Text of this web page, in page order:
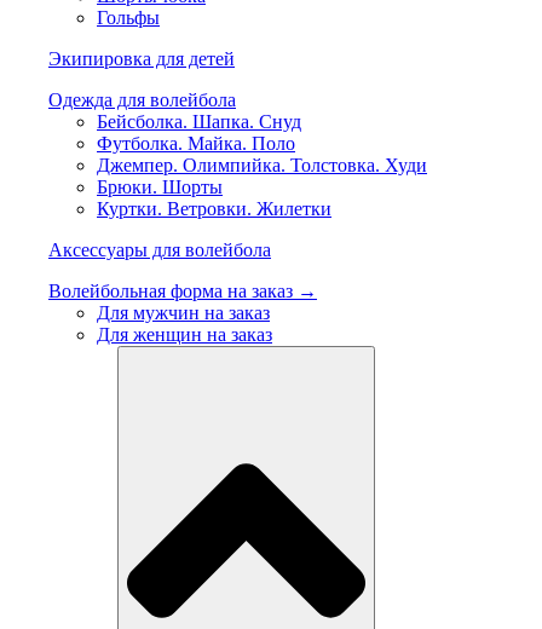
Гольфы
Экипировка для детей
Одежда для волейбола
Бейсболка. Шапка. Снуд
Футболка. Майка. Поло
Джемпер. Олимпийка. Толстовка. Худи
Брюки. Шорты
Куртки. Ветровки. Жилетки
Аксессуары для волейбола
Волейбольная форма на заказ →
Для мужчин на заказ
Для женщин на заказ